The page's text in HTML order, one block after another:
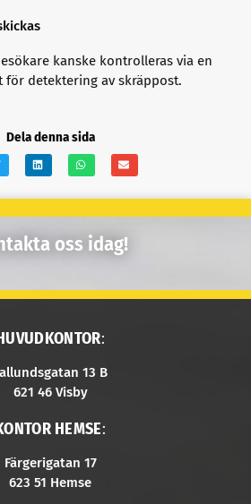
kanske kontrolleras via en
för detektering av skräppost.
Dela denna sida
oss idag!
:
13 B
621 46 Visby
HEMSE:
Färgerigatan 17
623 51 Hemse